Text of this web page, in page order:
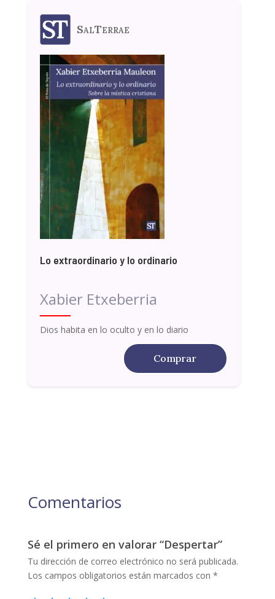
SalTerrae
Lo extraordinario y lo ordinario
Xabier Etxeberria
Dios habita en lo oculto y en lo diario
Comprar
Comentarios
Sé el primero en valorar “Despertar”
Tu dirección de correo electrónico no será publicada.
Los campos obligatorios están marcados con *